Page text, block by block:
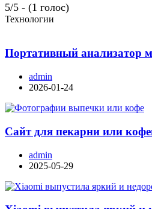
5/5 - (1 голос)
Технологии
Портативный анализатор
admin
2026-01-24
Сайт для пекарни или
admin
2025-05-29